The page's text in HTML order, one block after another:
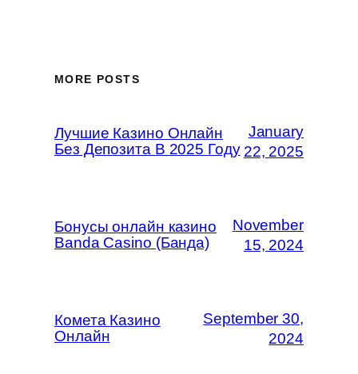
MORE POSTS
Лучшие Казино Онлайн
Без Депозита В 2025 Году
January
22, 2025
Бонусы онлайн казино
Banda Casino (Банда)
November
15, 2024
Комета Казино
Онлайн
September 30,
2024